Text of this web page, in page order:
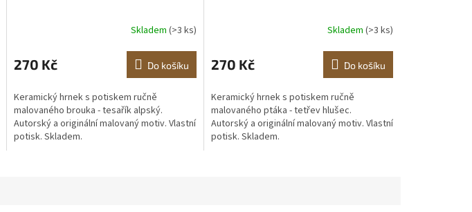
Skladem (>3 ks)
270 Kč Do košíku
Keramický hrnek s potiskem ručně
malovaného brouka - tesařík alpský.
Autorský a originální malovaný motiv. Vlastní
potisk. Skladem.
Skladem (>3 ks)
270 Kč Do košíku
Keramický hrnek s potiskem ručně
malovaného ptáka - tetřev hlušec.
Autorský a originální malovaný motiv. Vlastní
potisk. Skladem.